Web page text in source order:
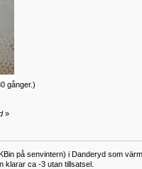
gånger.)
»
på senvintern) i Danderyd som
klarar ca -3 utan tillsatsel.